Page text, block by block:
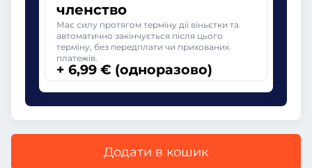
членство
Має силу протягом терміну дії віньєтки та
автоматично закінчується після цього
терміну, без передплати чи прихованих
платежів.
+ 6,99 € (одноразово)
Додати в кошик